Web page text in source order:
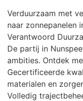
Verduurzaam met
naar zonnepanelen
Verantwoord
De partij in
ambities. Ontdek
Gecertificeerde
materialen en
Volledig